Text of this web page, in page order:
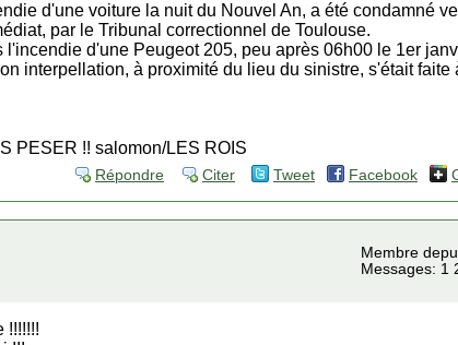
d'une voiture la nuit du Nouvel An, a été condamné
par le Tribunal correctionnel de Toulouse.
d'une Peugeot 205, peu après 06h00 le 1er
interpellation, à proximité du lieu du sinistre, s'était faite
PESER !! salomon/LES ROIS
Répondre Citer Tweet Facebook
Membre
Messages: 1
!!!!!!!